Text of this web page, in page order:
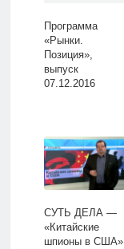
Программа
«Рынки.
Позиция»,
выпуск
07.12.2016
СУТЬ ДЕЛА —
«Китайские
шпионы в США»